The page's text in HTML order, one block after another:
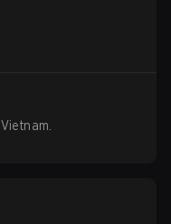
Vietnam